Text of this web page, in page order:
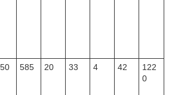
585 20 33 4 42
122
0